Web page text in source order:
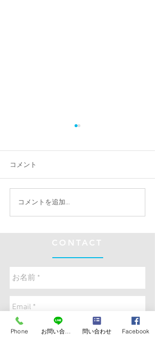
エース育成計画スタート‼️
コメント
コメントを追加…
CONTACT
Phone お問い合わせ 問い合わせ Facebook